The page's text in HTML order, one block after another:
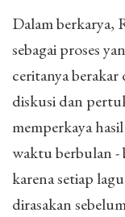
Dalam berkarya,
sebagai proses
ceritanya berakar
diskusi dan
memperkaya
waktu berbulan -
karena setiap
dirasakan